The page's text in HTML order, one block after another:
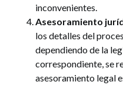
inconvenientes.
Asesoramiento
los detalles del
dependiendo de la
correspondiente, se
asesoramiento legal